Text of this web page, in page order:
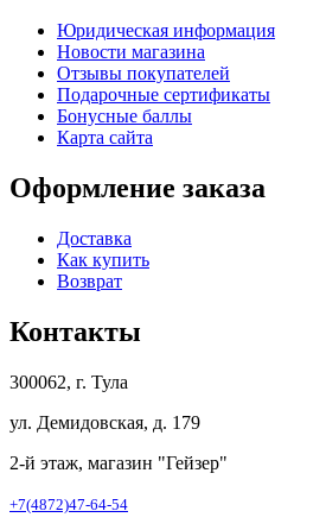
Юридическая информация
Новости магазина
Отзывы покупателей
Подарочные сертификаты
Бонусные баллы
Карта сайта
Оформление заказа
Доставка
Как купить
Возврат
Контакты
300062, г. Тула
ул. Демидовская, д. 179
2-й этаж, магазин "Гейзер"
+7(4872)47-64-54